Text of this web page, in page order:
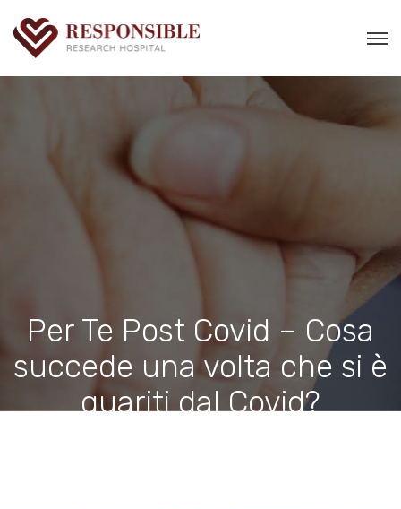
Per Te Post Covid – Cosa
succede una volta che si è
guariti dal Covid?